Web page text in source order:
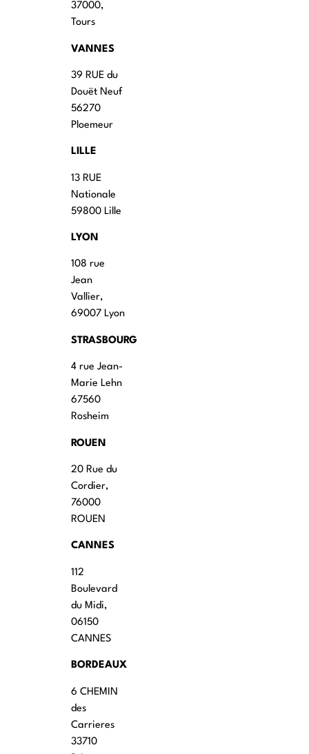
37000,
Tours
VANNES
39 RUE du
Douët Neuf
56270
Ploemeur
LILLE
13 RUE
Nationale
59800 Lille
LYON
108 rue
Jean
Vallier,
69007 Lyon
STRASBOURG
4 rue Jean-
Marie Lehn
67560
Rosheim
ROUEN
20 Rue du
Cordier,
76000
ROUEN
CANNES
112
Boulevard
du Midi,
06150
CANNES
BORDEAUX
6 CHEMIN
des
Carrieres
33710